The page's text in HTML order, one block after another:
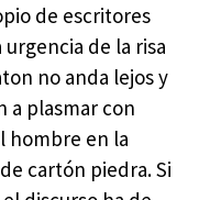
de escritores
de la risa
no anda lejos y
a plasmar con
hombre en la
cartón piedra. Si